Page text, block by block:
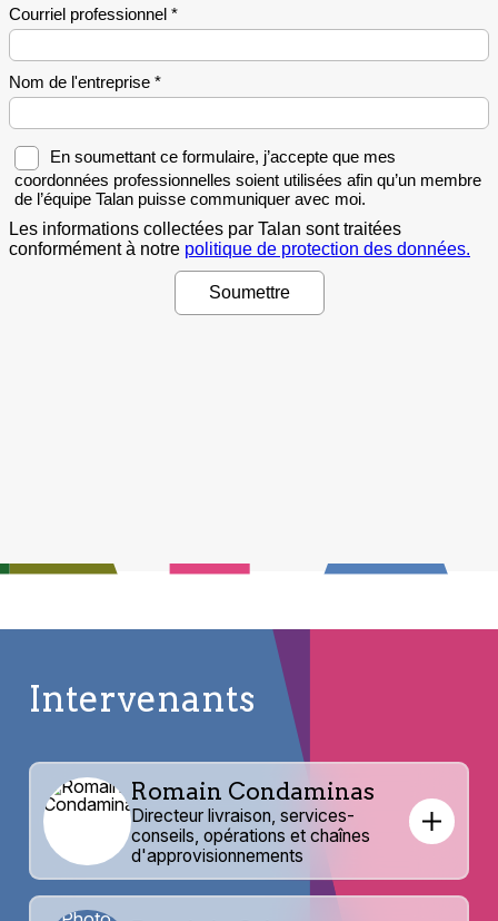
Intervenants
Romain Condaminas
Directeur livraison, services-
conseils, opérations et chaînes
d'approvisionnements